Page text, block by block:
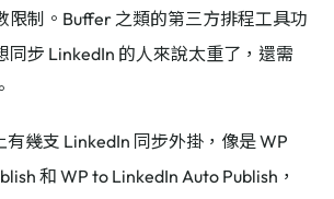
限制。Buffer 之類的第三方排程工具功
同步 LinkedIn 的人來說太重了，還需
有幾支 LinkedIn 同步外掛，像是 WP
和 WP to LinkedIn Auto Publish，